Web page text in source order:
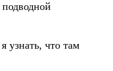
узнать, что там